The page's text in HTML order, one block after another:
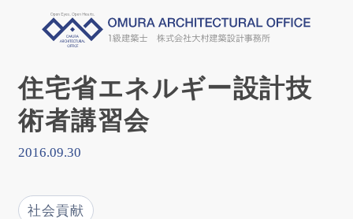
住宅省エネルギー設計技
術者講習会
2016.09.30
社会貢献